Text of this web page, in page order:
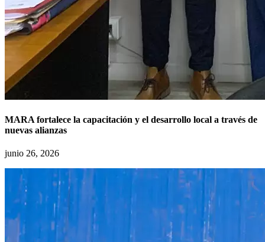
MARA fortalece la capacitación y el desarrollo local a través de
nuevas alianzas
junio 26, 2026